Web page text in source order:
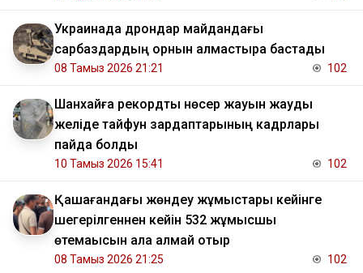
Украинада дрондар майдандағы
сарбаздардың орнын алмастыра бастады
08 Тамыз 2026 21:21 102
Шанхайға рекордтық нөсер жауын жауды
желіде тайфун зардаптарының кадрлары
пайда болды
10 Тамыз 2026 15:41 102
Қашағандағы жөндеу жұмыстары кейінге
шегерілгеннен кейін 532 жұмысшы
өтемақысын ала алмай отыр
08 Тамыз 2026 21:25 102